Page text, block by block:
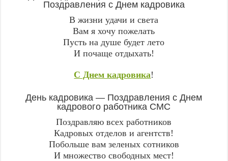
Поздравления с Днем кадровика
В жизни удачи и света
Вам я хочу пожелать
Пусть на душе будет лето
И почаще отдыхать!
С Днем кадровика!
День кадровика — Поздравления с Днем
кадрового работника СМС
Поздравляю всех работников
Кадровых отделов и агентств!
Побольше вам зеленых сотников
И множество свободных мест!